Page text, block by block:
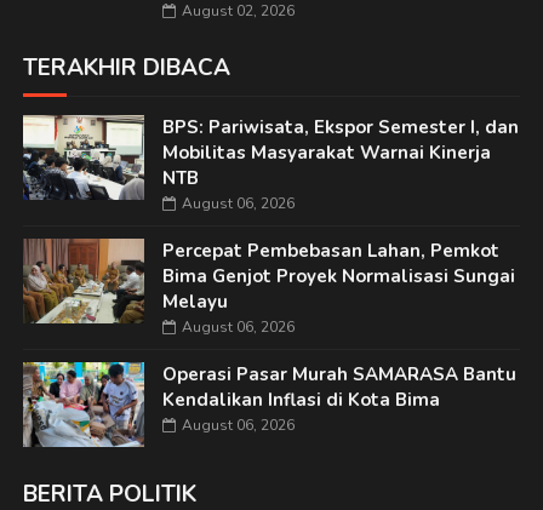
August 02, 2026
TERAKHIR DIBACA
BPS: Pariwisata, Ekspor Semester I, dan
Mobilitas Masyarakat Warnai Kinerja
NTB
August 06, 2026
Percepat Pembebasan Lahan, Pemkot
Bima Genjot Proyek Normalisasi Sungai
Melayu
August 06, 2026
Operasi Pasar Murah SAMARASA Bantu
Kendalikan Inflasi di Kota Bima
August 06, 2026
BERITA POLITIK